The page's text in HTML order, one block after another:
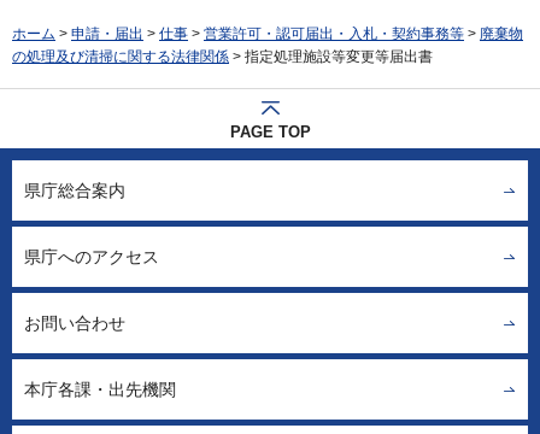
ホーム > 申請・届出 > 仕事 > 営業許可・認可届出・入札・契約事務等 > 廃棄物
の処理及び清掃に関する法律関係 > 指定処理施設等変更等届出書
PAGE TOP
県庁総合案内
県庁へのアクセス
お問い合わせ
本庁各課・出先機関